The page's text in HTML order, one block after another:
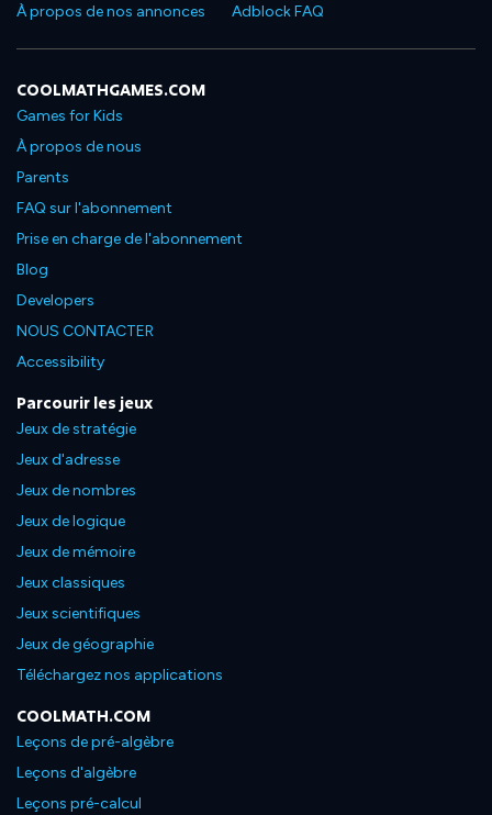
À propos de nos annonces
Adblock FAQ
COOLMATHGAMES.COM
Games for Kids
À propos de nous
Parents
FAQ sur l'abonnement
Prise en charge de l'abonnement
Blog
Developers
NOUS CONTACTER
Accessibility
Parcourir les jeux
Jeux de stratégie
Jeux d'adresse
Jeux de nombres
Jeux de logique
Jeux de mémoire
Jeux classiques
Jeux scientifiques
Jeux de géographie
Téléchargez nos applications
COOLMATH.COM
Leçons de pré-algèbre
Leçons d'algèbre
Leçons pré-calcul